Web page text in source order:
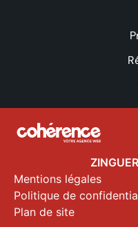
Mentions légales
Politique de
Plan de site